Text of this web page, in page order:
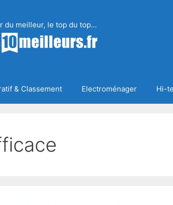
du meilleur, le top du top…
& Classement Electroménager Hi-